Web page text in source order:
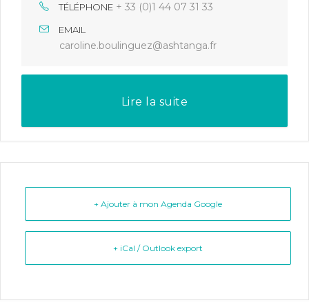
TÉLÉPHONE + 33 (0)1 44 07 31 33
EMAIL
caroline.boulinguez@ashtanga.fr
Lire la suite
+ Ajouter à mon Agenda Google
+ iCal / Outlook export